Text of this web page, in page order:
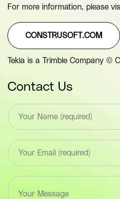
For more information, please
CONSTRUSOFT.COM
Tekla is a Trimble Company ©
Contact Us
T
e
x
*
F
e
l
E
m
a
lT